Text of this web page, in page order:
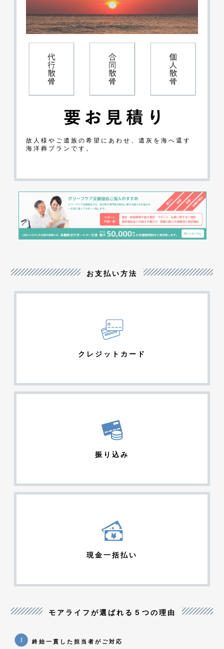
故人様やご遺族の希望にあわせ、遺灰を海へ還す
海洋葬プランです。
お支払い方法
クレジットカード
振り込み
現金一括払い
モアライフが選ばれる５つの理由
終始一貫した担当者がご対応